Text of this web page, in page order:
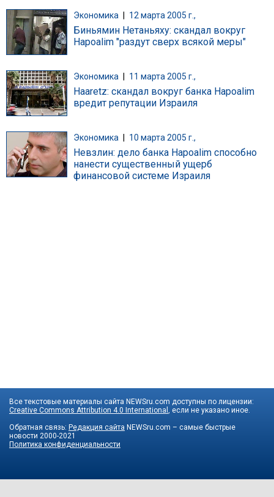
Экономика 12 марта 2005 г.,
Биньямин Нетаньяху: скандал вокруг
Hapoalim "раздут сверх всякой меры"
Экономика 11 марта 2005 г.,
Haaretz: скандал вокруг банка Hapoalim
вредит репутации Израиля
Экономика 10 марта 2005 г.,
Невзлин: дело банка Hapoalim способно
нанести существенный ущерб
финансовой системе Израиля
Все текстовые материалы сайта NEWSru.com доступны по лицензии:
Creative Commons Attribution 4.0 International
, если не указано иное.
Обратная связь: Редакция сайта NEWSru.com – самые быстрые
новости 2000-2021
Политика конфиденциальности